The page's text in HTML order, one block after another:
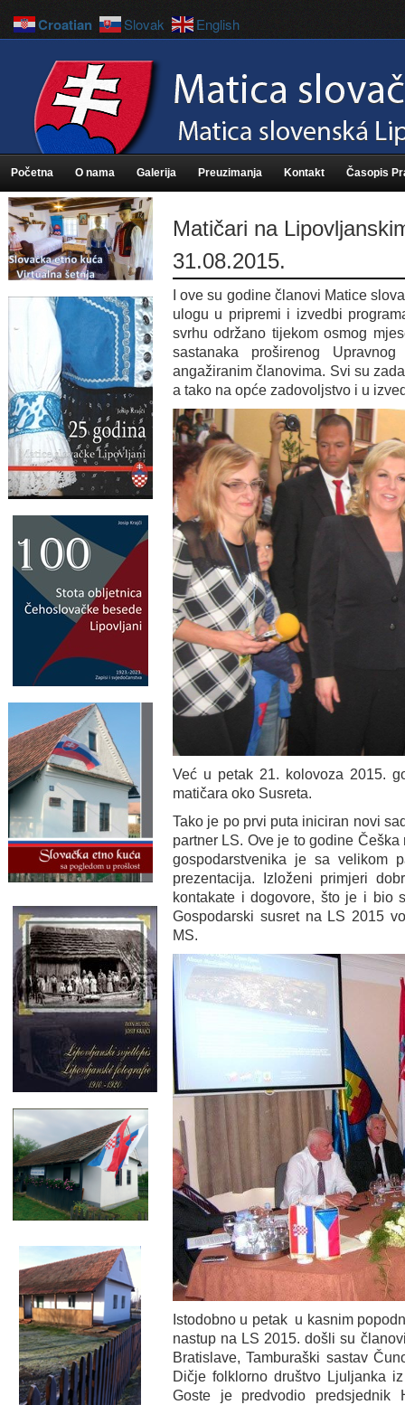
Početna O nama Galerija Preuzimanja Kontakt Časopis
Matičari na
31.08.2015.
I ove su godine članovi Matice
ulogu u pripremi i izvedbi
svrhu održano tijekom osmog
sastanaka proširenog
angažiranim članovima. Svi su
a tako na opće zadovoljstvo i u
Već u petak 21. kolovoza 2015.
matičara oko Susreta.
Tako je po prvi puta iniciran novi
partner LS. Ove je to godine
gospodarstvenika je sa velikom
prezentacija. Izloženi primjeri
kontakate i dogovore, što je i bio
Gospodarski susret na LS 2015
MS.
Istodobno u petak u kasnim
nastup na LS 2015. došli su
Bratislave, Tamburaški sastav
Dičje folklorno društvo Ljuljanka
Goste je predvodio predsjednik
Croatian Slovak English